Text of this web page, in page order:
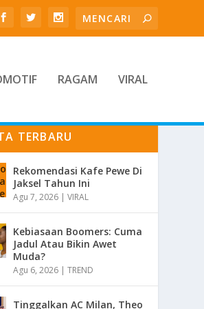
RAGAM VIRAL
TERBARU
Rekomendasi Kafe Pewe Di
Jaksel Tahun Ini
Agu 7, 2026 |VIRAL
Kebiasaan Boomers: Cuma
Jadul Atau Bikin Awet
Muda?
Agu 6, 2026 |TREND
Tinggalkan AC Milan, Theo